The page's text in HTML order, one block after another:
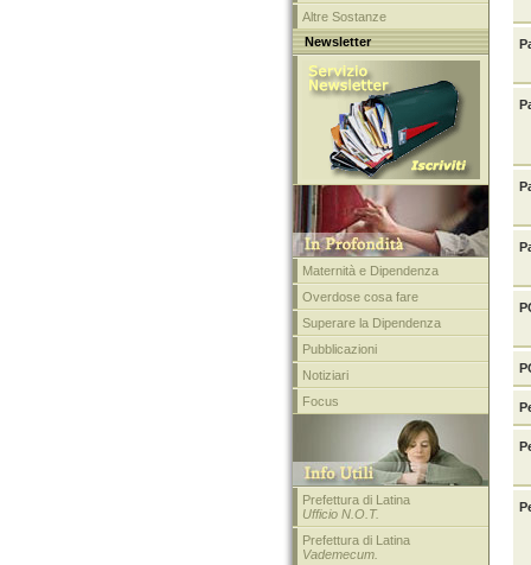
Altre Sostanze
Newsletter
Maternità e Dipendenza
Overdose cosa fare
Superare la Dipendenza
Pubblicazioni
Notiziari
Focus
Prefettura di Latina
Ufficio N.O.T.
Prefettura di Latina
Vademecum.